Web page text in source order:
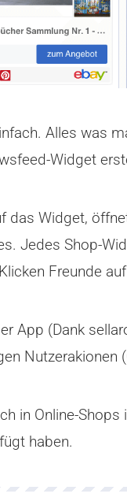
Alles was
Widget
das Widget,
Jedes Shop-
Freunde
App (Dank
Nutzerakionen
in Online-
haben.